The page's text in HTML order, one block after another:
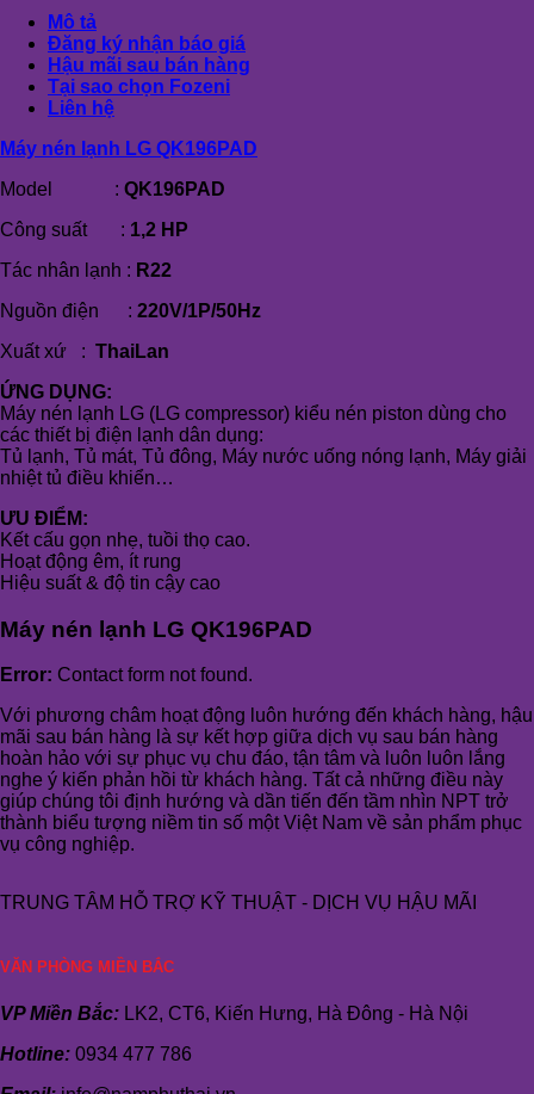
Mô tả
Đăng ký nhận báo giá
Hậu mãi sau bán hàng
Tại sao chọn Fozeni
Liên hệ
Máy nén lạnh LG QK196PAD
Model : QK196PAD
Công suất : 1,2 HP
Tác nhân lạnh : R22
Nguồn điện : 220V/1P/50Hz
Xuất xứ : ThaiLan
ỨNG DỤNG:
Máy nén lạnh LG (LG compressor) kiểu nén piston dùng cho
các thiết bị điện lạnh dân dụng:
Tủ lạnh, Tủ mát, Tủ đông, Máy nước uống nóng lạnh, Máy giải
nhiệt tủ điều khiển…
ƯU ĐIỂM:
Kết cấu gọn nhẹ, tuồi thọ cao.
Hoạt động êm, ít rung
Hiệu suất & độ tin cậy cao
Máy nén lạnh LG QK196PAD
Error: Contact form not found.
Với phương châm hoạt động luôn hướng đến khách hàng, hậu
mãi sau bán hàng là sự kết hợp giữa dịch vụ sau bán hàng
hoàn hảo với sự phục vụ chu đáo, tận tâm và luôn luôn lắng
nghe ý kiến phản hồi từ khách hàng. Tất cả những điều này
giúp chúng tôi định hướng và dần tiến đến tầm nhìn NPT trở
thành biểu tượng niềm tin số một Việt Nam về sản phẩm phục
vụ công nghiệp.
TRUNG TÂM HỖ TRỢ KỸ THUẬT - DỊCH VỤ HẬU MÃI
VĂN PHÒNG MIỀN BẮC
VP Miền Bắc: LK2, CT6, Kiến Hưng, Hà Đông - Hà Nội
Hotline: 0934 477 786